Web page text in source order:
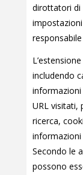
dirottatori di
includendo
URL visitati,
ricerca,
informazioni
Secondo le
possono